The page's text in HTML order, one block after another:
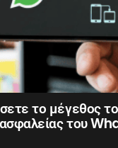
το μέγεθος
του